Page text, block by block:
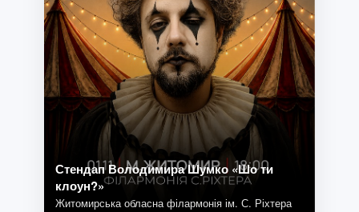
Стендап Володимира Шумко «Шо ти
клоун?»
Житомирська обласна філармонія ім. С. Ріхтера